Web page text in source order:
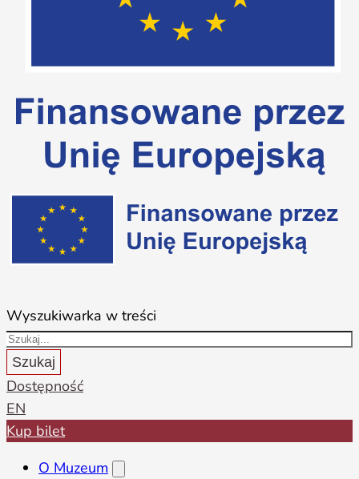
Wyszukiwarka w treści
Szukaj
Dostępność
EN
Kup bilet
O Muzeum